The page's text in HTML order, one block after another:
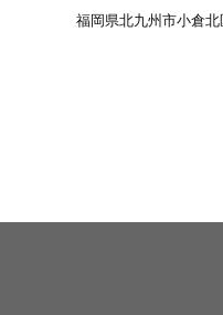
福岡県北九州市小倉